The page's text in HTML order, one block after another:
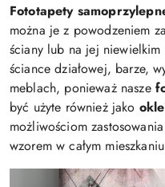
Fototapety
można je z powodzeniem
ściany lub na jej
ściance działowej, barze,
meblach, ponieważ nasze
być użyte również jako
możliwościom
wzorem w całym